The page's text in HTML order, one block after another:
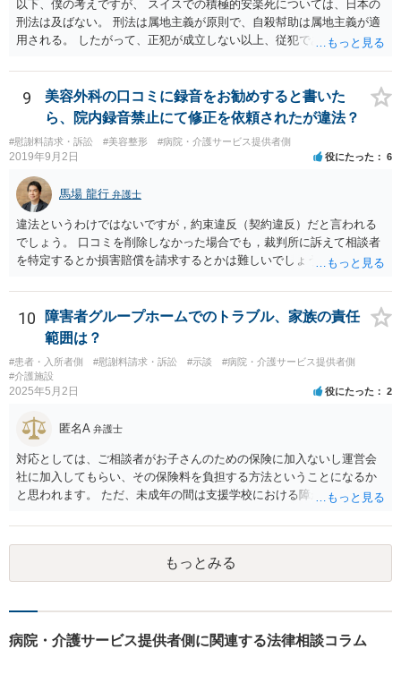
以下、僕の考えですが、 スイスでの積極的安楽死については、日本の
刑法は及ばない。 刑法は属地主義が原則で、自殺幇助は属地主義が適
用される。 したがって、正犯が成立しない以上、従犯である幇助は成
ることはないでしょう。 ほかに日本で成立するような犯罪はないでし
ょう。 遺灰についてはわかりません。おそらく薬物の検査はあるかも
し れませんが、禁製品にはあたらないでしょう。
9
美容外科の口コミに録音をお勧めすると書いた
ら、院内録音禁止にて修正を依頼されたが違法？
#慰謝料請求・訴訟 #美容整形 #病院・介護サービス提供者側
2019年9月2日 役にたった 6
馬場 龍行 弁護士
違法というわけではないですが，約束違反（契約違反）だと言われる
でしょう。 口コミを削除しなかった場合でも，裁判所に訴えて相談者
を特定するとか損害賠償を請求するとかは難しいでしょう。
10
障害者グループホームでのトラブル、家族の責任
範囲は？
#患者・入所者側 #慰謝料請求・訴訟 #示談
#病院・介護サービス提供者側
#介護施設
2025年5月2日 役にたった 2
匿名A 弁護士
対応としては、ご相談者がお子さんのための保険に加入ないし運営会
社に加入してもらい、その保険料を負担する方法ということになるか
と思われます。 ただ、未成年の間は支援学校における障がい児向けの
かは少し調べてみてはいかがでしょうか。 グループホームは基本的に
要支援者自身が自立して生活する（その責任も負担する）ことを前提
とした支援システムなので、今回のように障がい者による損害や費用
が発生するたびに運営会社が負担するということはシステム的にも経
がよく、むしろ職員を増やして対応するとのことで悪くない対応のグ
もっとみる
病院・介護サービス提供者側に関連する法律相談コラム